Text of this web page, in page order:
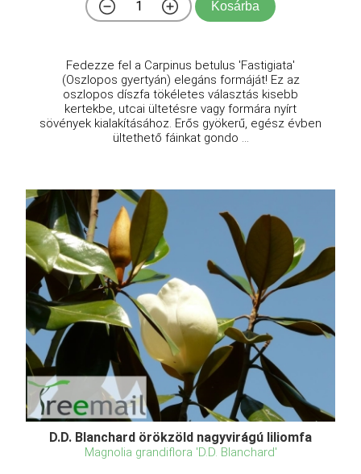
Kosárba
Fedezze fel a Carpinus betulus 'Fastigiata'
(Oszlopos gyertyán) elegáns formáját! Ez az
oszlopos díszfa tökéletes választás kisebb
kertekbe, utcai ültetésre vagy formára nyírt
sövények kialakításához. Erős gyökerű, egész évben
ültethető fáinkat gondo ...
D.D. Blanchard örökzöld nagyvirágú liliomfa
Magnolia grandiflora 'D.D. Blanchard'